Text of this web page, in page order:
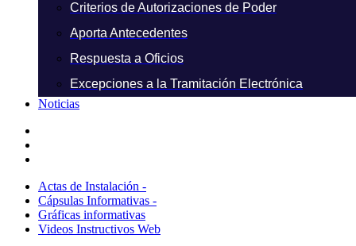
Criterios de Autorizaciones de Poder
Aporta Antecedentes
Respuesta a Oficios
Excepciones a la Tramitación Electrónica
Noticias
Actas de Instalación -
Cápsulas Informativas -
Gráficas informativas
Videos Instructivos Web